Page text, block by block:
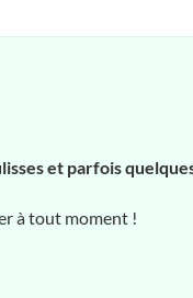
et parfois
à tout moment !